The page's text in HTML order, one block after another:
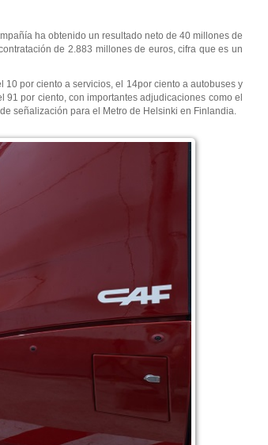
ha obtenido un resultado neto de 40 millones de
de 2.883 millones de euros, cifra que es un
por ciento a servicios, el 14por ciento a autobuses y
por ciento, con importantes adjudicaciones como el
señalización para el Metro de Helsinki en Finlandia.